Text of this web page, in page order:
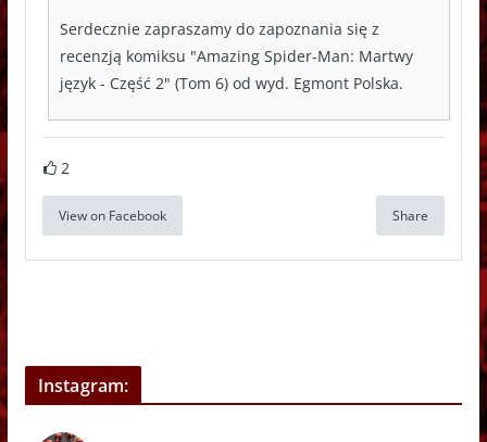
Serdecznie zapraszamy do zapoznania się z
recenzją komiksu "Amazing Spider-Man: Martwy
język - Część 2" (Tom 6) od wyd. Egmont Polska.
2
View on Facebook Share
Instagram: